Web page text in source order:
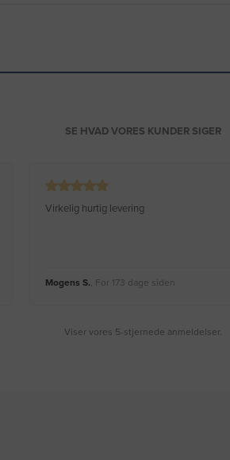
SE HVAD VORES KUNDER SIGER
Virkelig hurtig levering
Mogens S., For 173 dage siden
Viser vores 5-stjernede anmeldelser.